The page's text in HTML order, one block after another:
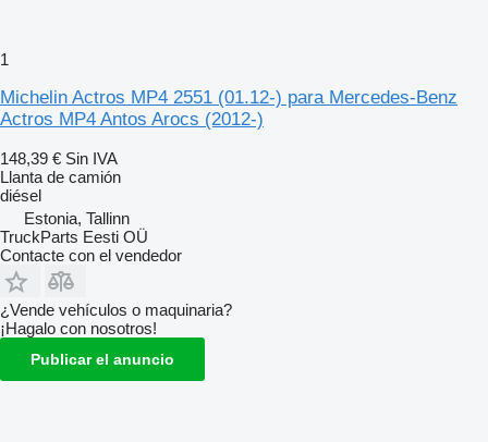
1
Michelin Actros MP4 2551 (01.12-) para Mercedes-Benz
Actros MP4 Antos Arocs (2012-)
148,39 € Sin IVA
Llanta de camión
diésel
Estonia, Tallinn
TruckParts Eesti OÜ
Contacte con el vendedor
¿Vende vehículos o maquinaria?
¡Hagalo con nosotros!
Publicar el anuncio